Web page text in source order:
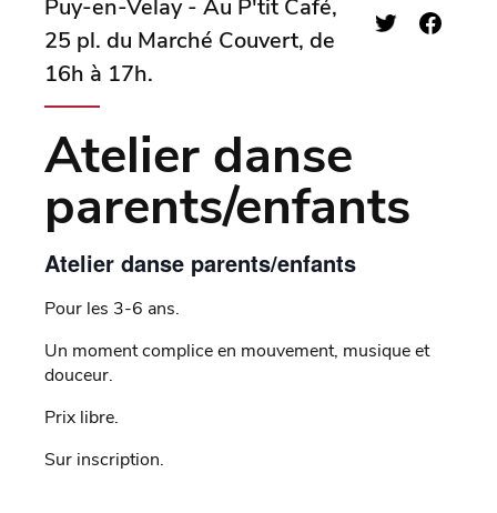
Puy-en-Velay - Au P'tit Café,
25 pl. du Marché Couvert, de
16h à 17h.
Atelier danse
parents/enfants
Atelier danse parents/enfants
Pour les 3-6 ans.
Un moment complice en mouvement, musique et
douceur.
Prix libre.
Sur inscription.